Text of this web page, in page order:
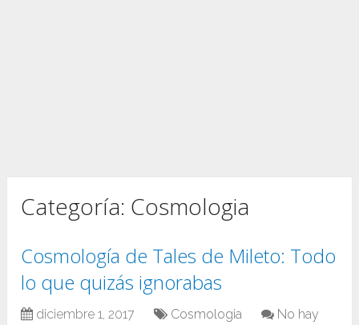
Categoría: Cosmologia
Cosmología de Tales de Mileto: Todo
lo que quizás ignorabas
diciembre 1, 2017 Cosmologia
No hay